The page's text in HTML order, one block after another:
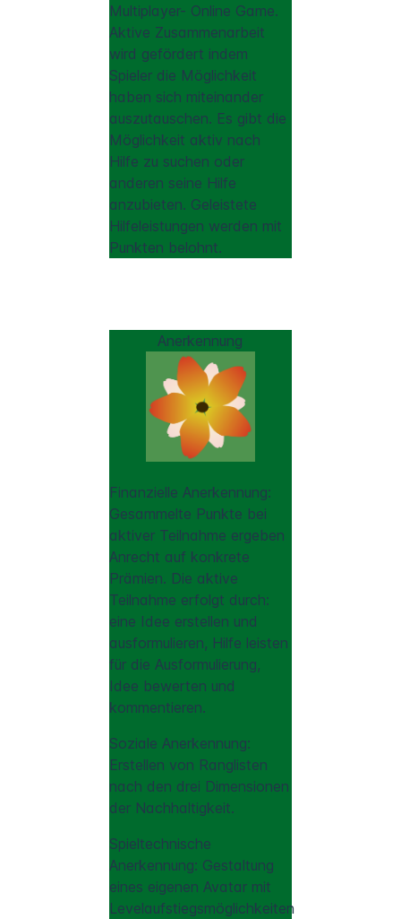
Multiplayer- Online Game.
Aktive Zusammenarbeit
wird gefördert indem
Spieler die Möglichkeit
haben sich miteinander
auszutauschen. Es gibt die
Möglichkeit aktiv nach
Hilfe zu suchen oder
anderen seine Hilfe
anzubieten. Geleistete
Hilfeleistungen werden mit
Punkten belohnt.
Anerkennung
Finanzielle Anerkennung:
Gesammelte Punkte bei
aktiver Teilnahme ergeben
Anrecht auf konkrete
Prämien. Die aktive
Teilnahme erfolgt durch:
eine Idee erstellen und
ausformulieren, Hilfe leisten
für die Ausformulierung,
Idee bewerten und
kommentieren.
Soziale Anerkennung:
Erstellen von Ranglisten
nach den drei Dimensionen
der Nachhaltigkeit.
Spieltechnische
Anerkennung: Gestaltung
eines eigenen Avatar mit
Levelaufstiegsmöglichkeiten